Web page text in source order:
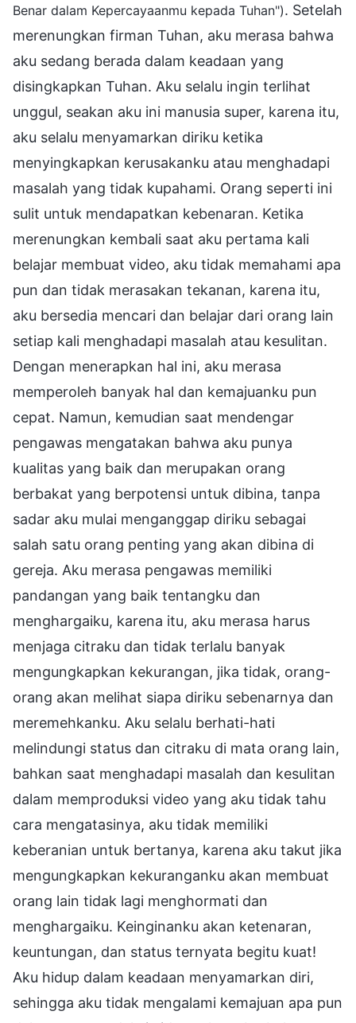
Benar dalam Kepercayaanmu kepada Tuhan"). Setelah
merenungkan firman Tuhan, aku merasa bahwa
aku sedang berada dalam keadaan yang
disingkapkan Tuhan. Aku selalu ingin terlihat
unggul, seakan aku ini manusia super, karena itu,
aku selalu menyamarkan diriku ketika
menyingkapkan kerusakanku atau menghadapi
masalah yang tidak kupahami. Orang seperti ini
sulit untuk mendapatkan kebenaran. Ketika
merenungkan kembali saat aku pertama kali
belajar membuat video, aku tidak memahami apa
pun dan tidak merasakan tekanan, karena itu,
aku bersedia mencari dan belajar dari orang lain
setiap kali menghadapi masalah atau kesulitan.
Dengan menerapkan hal ini, aku merasa
memperoleh banyak hal dan kemajuanku pun
cepat. Namun, kemudian saat mendengar
pengawas mengatakan bahwa aku punya
kualitas yang baik dan merupakan orang
berbakat yang berpotensi untuk dibina, tanpa
sadar aku mulai menganggap diriku sebagai
salah satu orang penting yang akan dibina di
gereja. Aku merasa pengawas memiliki
pandangan yang baik tentangku dan
menghargaiku, karena itu, aku merasa harus
menjaga citraku dan tidak terlalu banyak
mengungkapkan kekurangan, jika tidak, orang-
orang akan melihat siapa diriku sebenarnya dan
meremehkanku. Aku selalu berhati-hati
melindungi status dan citraku di mata orang lain,
bahkan saat menghadapi masalah dan kesulitan
dalam memproduksi video yang aku tidak tahu
cara mengatasinya, aku tidak memiliki
keberanian untuk bertanya, karena aku takut jika
mengungkapkan kekuranganku akan membuat
orang lain tidak lagi menghormati dan
menghargaiku. Keinginanku akan ketenaran,
keuntungan, dan status ternyata begitu kuat!
Aku hidup dalam keadaan menyamarkan diri,
sehingga aku tidak mengalami kemajuan apa pun